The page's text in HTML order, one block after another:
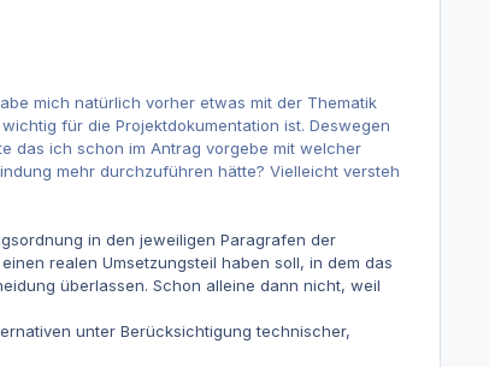
mich natürlich vorher etwas mit der Thematik
für die Projektdokumentation ist. Deswegen
das ich schon im Antrag vorgebe mit welcher
mehr durchzuführen hätte? Vielleicht versteh
in den jeweiligen Paragrafen der
realen Umsetzungsteil haben soll, in dem das
überlassen. Schon alleine dann nicht, weil
unter Berücksichtigung technischer,